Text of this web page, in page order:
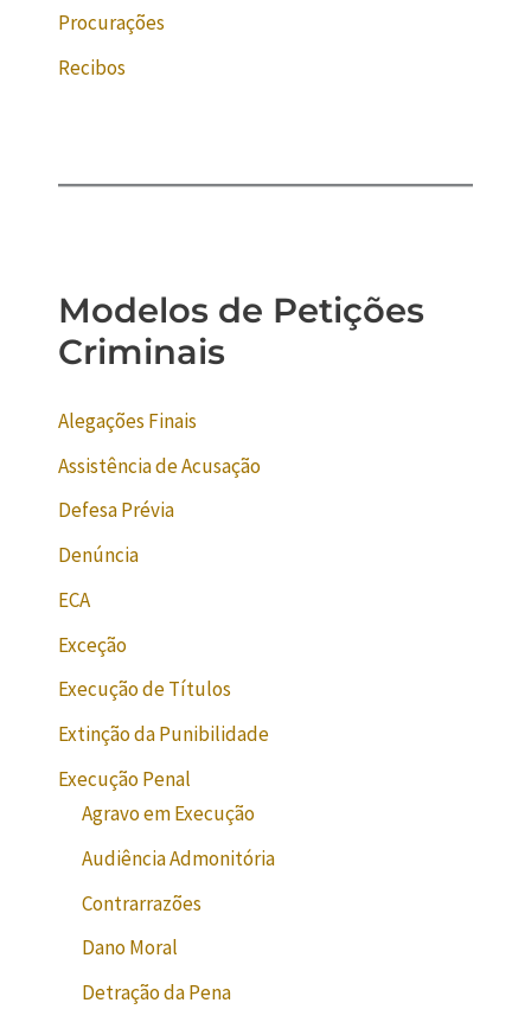
Procurações
Recibos
Modelos de Petições
Criminais
Alegações Finais
Assistência de Acusação
Defesa Prévia
Denúncia
ECA
Exceção
Execução de Títulos
Extinção da Punibilidade
Execução Penal
Agravo em Execução
Audiência Admonitória
Contrarrazões
Dano Moral
Detração da Pena